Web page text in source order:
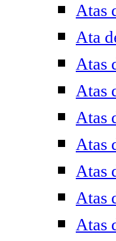
Atas
Ata
Atas
Atas
Atas
Atas
Atas
Atas
Atas